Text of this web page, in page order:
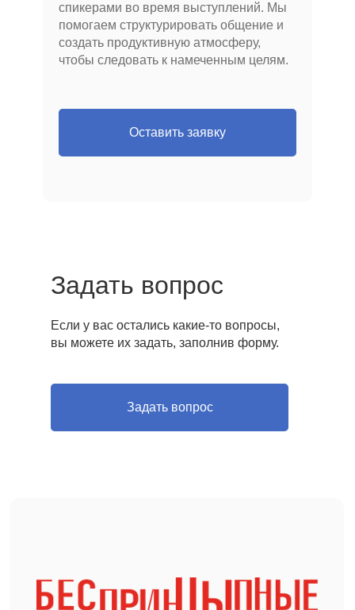
спикерами во время выступлений. Мы
помогаем структурировать общение и
создать продуктивную атмосферу,
чтобы следовать к намеченным целям.
Оставить заявку
Задать вопрос
Если у вас остались какие-то вопросы,
вы можете их задать, заполнив форму.
Задать вопрос